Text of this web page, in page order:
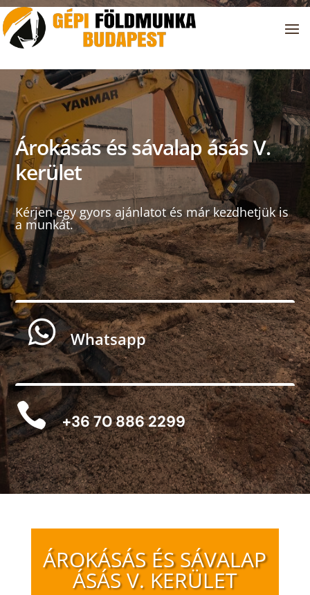
Árokásás és sávalap ásás V.
kerület
Kérjen egy gyors ajánlatot és már kezdhetjük is
a munkát.
 Whatsapp
 +36 70 886 2299
ÁROKÁSÁS ÉS SÁVALAP
ÁSÁS V. KERÜLET